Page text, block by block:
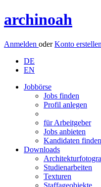
archinoah
Anmelden oderKonto erstellen
DE
EN
Jobbörse
Jobs finden
Profil anlegen
für Arbeitgeber
Jobs anbieten
Kandidaten finden
Downloads
Studienarbeiten
Texturen
Staffageobjekte